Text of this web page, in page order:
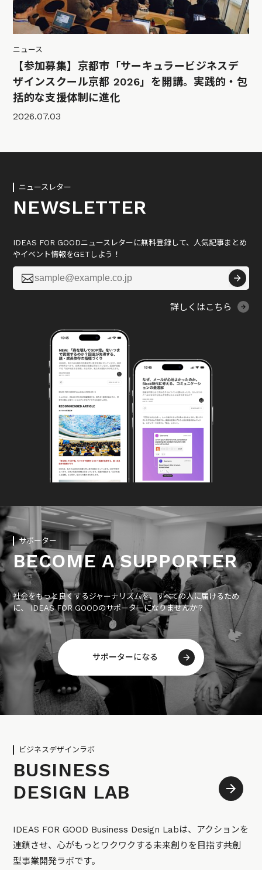
ニュース
【参加募集】京都市「サーキュラービジネスデ
ザインスクール京都 2026」を開講。実践的・包
括的な支援体制に進化
2026.07.03
ニュースレター
NEWSLETTER
IDEAS FOR GOODニュースレターに無料登録して、人気記事まとめ
やイベント情報をGETしよう！

詳しくはこちら
サポーター
BECOME A SUPPORTER
社会をもっと良くするジャーナリズムを、すべての人に届けるため
に、 IDEAS FOR GOODのサポーターになりませんか？
サポーターになる
ビジネスデザインラボ
BUSINESS
DESIGN LAB
IDEAS FOR GOOD Business Design Labは、アクションを
連鎖させ、心がもっとワクワクする未来創りを目指す共創
型事業開発ラボです。